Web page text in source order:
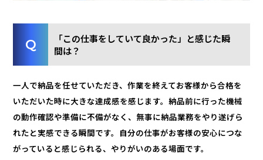
「この仕事をしていて良かった」と感じた瞬
間は？
一人で納品を任せていただき、作業を終えてお客様から合格を
いただいた時に大きな達成感を感じます。納品前に行った機械
の動作確認や準備に不備がなく、無事に納品業務をやり遂げら
れたと実感できる瞬間です。自分の仕事がお客様の安心につな
がっていると感じられる、やりがいのある場面です。